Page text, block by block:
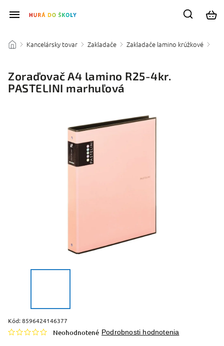
/ Kancelársky tovar / Zakladače / Zakladače lamino krúžkové /
Zoraďovač A4 lamino R25-4kr.
PASTELINI marhuľová
Kód:8596424146377
Neohodnotené Podrobnosti hodnotenia